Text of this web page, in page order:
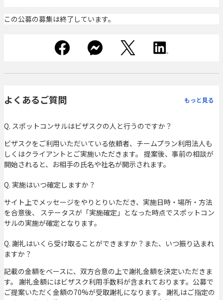
この公募の募集は終了しています。
よくあるご質問 もっと見る
Q. スポットコンサルはビザスクの人と行うのですか？
ビザスクをご利用いただいている依頼者、チームプラン利用法人も
しくはクライアントとご実施いただきます。 提案後、事前の相談が
開始されると、お相手の氏名や社名が開示されます。
Q. 実施はいつ確定しますか？
サイト上でメッセージをやりとりいただき、実施日時・場所・方法
を合意後、 ステータスが「実施確定」となった時点でスポットコン
サルの実施が確定となります。
Q. 謝礼はいくら受け取ることができますか？また、いつ振り込まれ
ますか？
記載の金額をベースに、双方合意の上で謝礼金額を決定いただきま
す。 謝礼金額にはビザスク利用手数料が含まれております。公募で
ご提案いただく金額の70%が受取謝礼になります。 謝礼はご指定の